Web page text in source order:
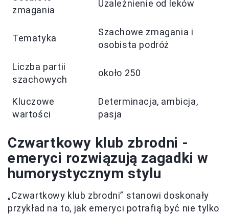
zmagania
Uzależnienie od leków
Tematyka
Szachowe zmagania i
osobista podróż
Liczba partii
szachowych
około 250
Kluczowe
wartości
Determinacja, ambicja,
pasja
Czwartkowy klub zbrodni -
emeryci rozwiązują zagadki w
humorystycznym stylu
„Czwartkowy klub zbrodni” stanowi doskonały
przykład na to, jak emeryci potrafią być nie tylko